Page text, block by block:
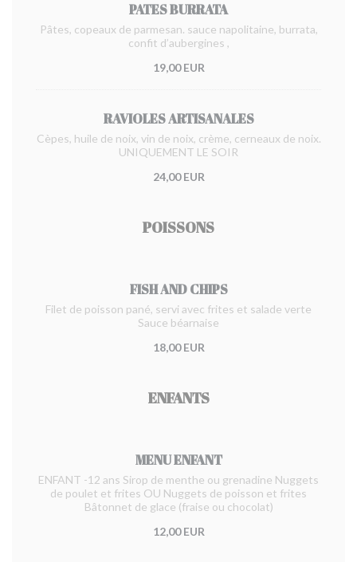
PATES BURRATA
Pâtes, copeaux de parmesan. sauce napolitaine, burrata,
confit d’aubergines ,
19,00 EUR
RAVIOLES ARTISANALES
Cèpes, huile de noix, vin de noix, crème, cerneaux de noix.
UNIQUEMENT LE SOIR
24,00 EUR
POISSONS
FISH AND CHIPS
Filet de poisson pané, servi avec frites et salade verte
Sauce béarnaise
18,00 EUR
ENFANTS
MENU ENFANT
ENFANT -12 ans Sirop de menthe ou grenadine Nuggets
de poulet et frites OU Nuggets de poisson et frites
Bâtonnet de glace (fraise ou chocolat)
12,00 EUR